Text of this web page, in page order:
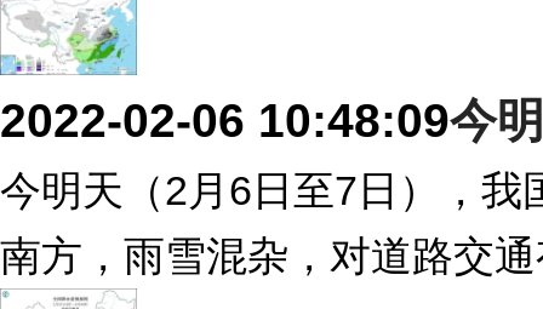
2022-02-06 10:48:09今
今明天（2月6日至7日），
南方，雨雪混杂，对道路交